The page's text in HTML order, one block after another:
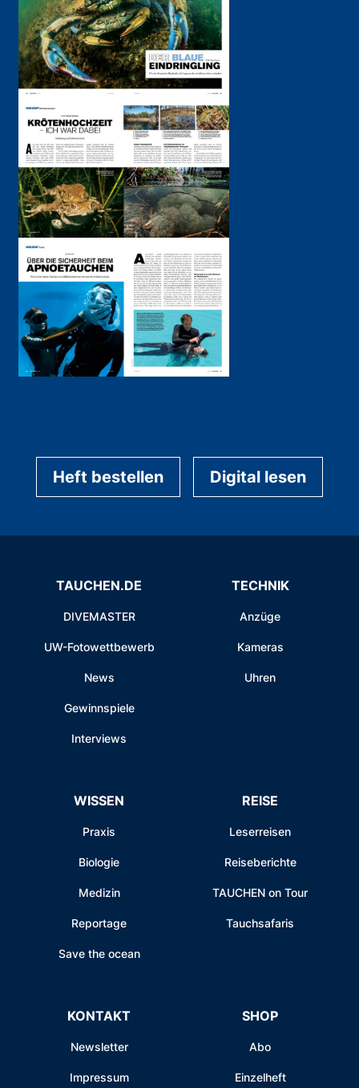
Heft bestellen Digital lesen
TAUCHEN.DE
DIVEMASTER
UW-Fotowettbewerb
News
Gewinnspiele
Interviews
TECHNIK
Anzüge
Kameras
Uhren
WISSEN
Praxis
Biologie
Medizin
Reportage
Save the ocean
REISE
Leserreisen
Reiseberichte
TAUCHEN on Tour
Tauchsafaris
KONTAKT
Newsletter
Impressum
SHOP
Abo
Einzelheft